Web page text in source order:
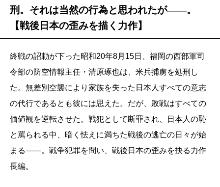
刑。それは当然の行為と思われたが――。
【戦後日本の歪みを描く力作】
終戦の詔勅が下った昭和20年8月15日、福岡の西部軍司
令部の防空情報主任・清原琢也は、米兵捕虜を処刑し
た。無差別空襲により家族を失った日本人すべての意志
の代行であるとも彼には思えた。だが、敗戦はすべての
価値観を逆転させた。戦犯として断罪され、日本人の恥
と罵られる中、暗く怯えに満ちた戦後の逃亡の日々が始
まる――。戦争犯罪を問い、戦後日本の歪みを抉る力作
長編。